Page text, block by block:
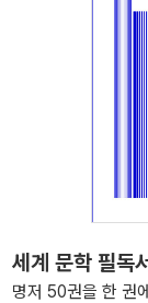
세계 문학 필독
명저 50권을 한 권